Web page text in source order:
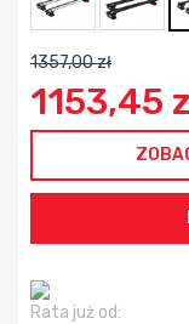
1357,00 zł
1153,45
Rata już od: